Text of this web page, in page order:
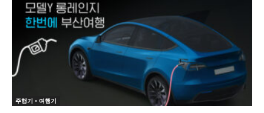
주행기 • 여행기